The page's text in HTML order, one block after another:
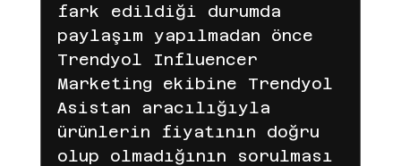
fark edildiği durumda
paylaşım yapılmadan önce
Trendyol Influencer
Marketing ekibine Trendyol
Asistan aracılığıyla
ürünlerin fiyatının doğru
olup olmadığının sorulması